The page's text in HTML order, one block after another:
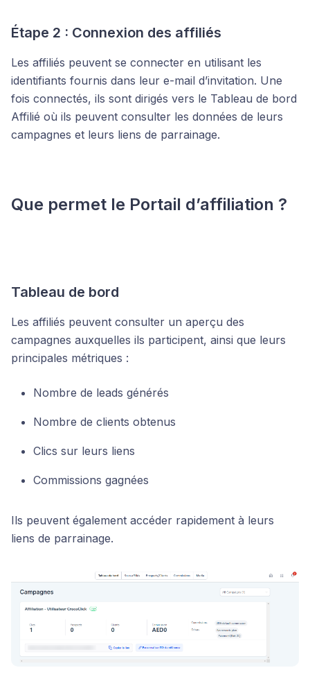
Étape 2 : Connexion des affiliés
Les affiliés peuvent se connecter en utilisant les
identifiants fournis dans leur e-mail d’invitation. Une
fois connectés, ils sont dirigés vers le Tableau de bord
Affilié où ils peuvent consulter les données de leurs
campagnes et leurs liens de parrainage.
Que permet le Portail d’affiliation ?
Tableau de bord
Les affiliés peuvent consulter un aperçu des
campagnes auxquelles ils participent, ainsi que leurs
principales métriques :
Nombre de leads générés
Nombre de clients obtenus
Clics sur leurs liens
Commissions gagnées
Ils peuvent également accéder rapidement à leurs
liens de parrainage.